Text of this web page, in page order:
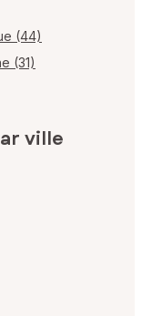
(44)
(31)
ville